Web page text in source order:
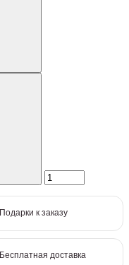
Подарки к заказу
Бесплатная доставка